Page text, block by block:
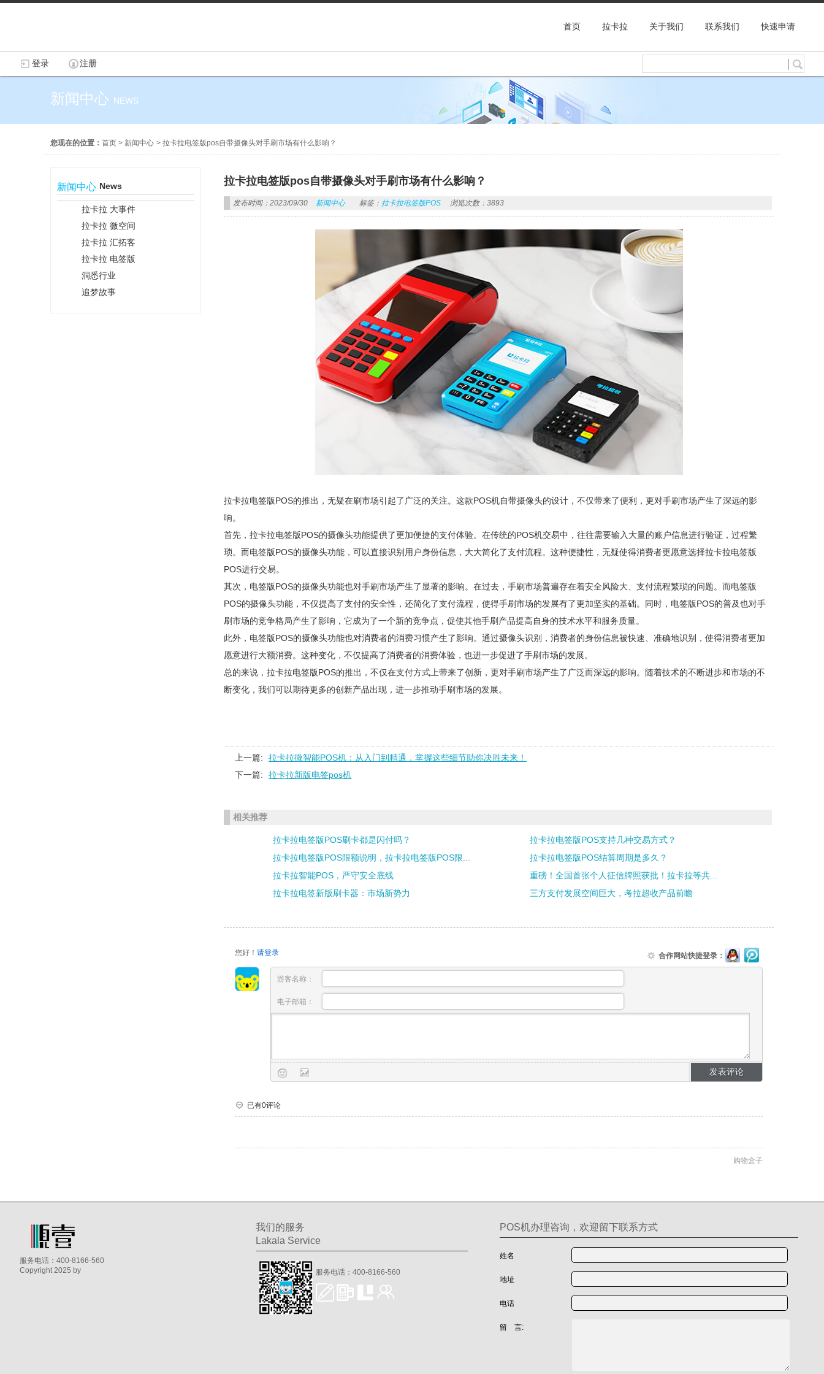
首页 拉卡拉 关于我们 联系我们 快速申请
登录 注册
新闻中心 NEWS
您现在的位置： 首页 > 新闻中心 > 拉卡拉电签版pos自带摄像头对手刷市场有什么影响？
新闻中心 News
拉卡拉 大事件
拉卡拉 微空间
拉卡拉 汇拓客
拉卡拉 电签版
洞悉行业
追梦故事
拉卡拉电签版pos自带摄像头对手刷市场有什么影响？
发布时间：2023/09/30 新闻中心 标签： 拉卡拉电签版POS 浏览次数：3893
拉卡拉电签版POS的推出，无疑在刷市场引起了广泛的关注。这款POS机自带摄像头的设计，不仅带来了便利，更对手刷市场产生了深远的影
响。
首先，拉卡拉电签版POS的摄像头功能提供了更加便捷的支付体验。在传统的POS机交易中，往往需要输入大量的账户信息进行验证，过程繁
琐。而电签版POS的摄像头功能，可以直接识别用户身份信息，大大简化了支付流程。这种便捷性，无疑使得消费者更愿意选择拉卡拉电签版
POS进行交易。
其次，电签版POS的摄像头功能也对手刷市场产生了显著的影响。在过去，手刷市场普遍存在着安全风险大、支付流程繁琐的问题。而电签版
POS的摄像头功能，不仅提高了支付的安全性，还简化了支付流程，使得手刷市场的发展有了更加坚实的基础。同时，电签版POS的普及也对手
刷市场的竞争格局产生了影响，它成为了一个新的竞争点，促使其他手刷产品提高自身的技术水平和服务质量。
此外，电签版POS的摄像头功能也对消费者的消费习惯产生了影响。通过摄像头识别，消费者的身份信息被快速、准确地识别，使得消费者更加
愿意进行大额消费。这种变化，不仅提高了消费者的消费体验，也进一步促进了手刷市场的发展。
总的来说，拉卡拉电签版POS的推出，不仅在支付方式上带来了创新，更对手刷市场产生了广泛而深远的影响。随着技术的不断进步和市场的不
断变化，我们可以期待更多的创新产品出现，进一步推动手刷市场的发展。
上一篇:
拉卡拉微智能POS机：从入门到精通，掌握这些细节助你决胜未来！
下一篇:
拉卡拉新版电签pos机
相关推荐
拉卡拉电签版POS刷卡都是闪付吗？
拉卡拉电签版POS支持几种交易方式？
拉卡拉电签版POS限额说明，拉卡拉电签版POS限...
拉卡拉电签版POS结算周期是多久？
拉卡拉智能POS，严守安全底线
重磅！全国首张个人征信牌照获批！拉卡拉等共...
拉卡拉电签新版刷卡器：市场新势力
三方支付发展空间巨大，考拉超收产品前瞻
您好！请登录 合作网站快捷登录：
游客名称：
电子邮箱：
已有0评论
购物盒子
服务电话：400-8166-560
Copyright 2025 by
我们的服务
Lakala Service
服务电话：400-8166-560
POS机办理咨询，欢迎留下联系方式
姓名
地址
电话
留 言: